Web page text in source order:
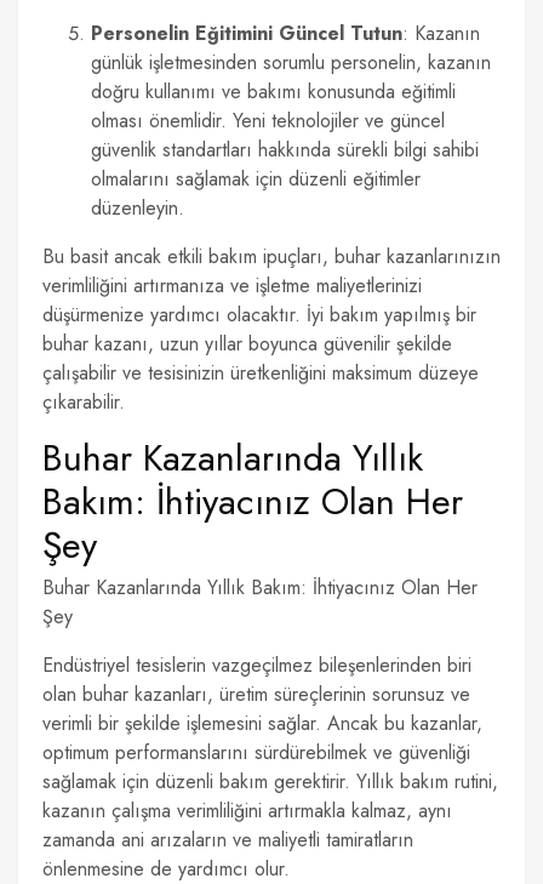
Personelin Eğitimini Güncel Tutun: Kazanın
günlük işletmesinden sorumlu personelin, kazanın
doğru kullanımı ve bakımı konusunda eğitimli
olması önemlidir. Yeni teknolojiler ve güncel
güvenlik standartları hakkında sürekli bilgi sahibi
olmalarını sağlamak için düzenli eğitimler
düzenleyin.
Bu basit ancak etkili bakım ipuçları, buhar kazanlarınızın
verimliliğini artırmanıza ve işletme maliyetlerinizi
düşürmenize yardımcı olacaktır. İyi bakım yapılmış bir
buhar kazanı, uzun yıllar boyunca güvenilir şekilde
çalışabilir ve tesisinizin üretkenliğini maksimum düzeye
çıkarabilir.
Buhar Kazanlarında Yıllık
Bakım: İhtiyacınız Olan Her
Şey
Buhar Kazanlarında Yıllık Bakım: İhtiyacınız Olan Her
Şey
Endüstriyel tesislerin vazgeçilmez bileşenlerinden biri
olan buhar kazanları, üretim süreçlerinin sorunsuz ve
verimli bir şekilde işlemesini sağlar. Ancak bu kazanlar,
optimum performanslarını sürdürebilmek ve güvenliği
sağlamak için düzenli bakım gerektirir. Yıllık bakım rutini,
kazanın çalışma verimliliğini artırmakla kalmaz, aynı
zamanda ani arızaların ve maliyetli tamiratların
önlenmesine de yardımcı olur.